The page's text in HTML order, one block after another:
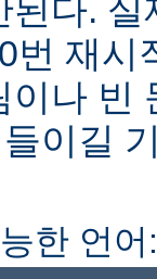
된다.
번 재시
이나 빈
이길
한 언